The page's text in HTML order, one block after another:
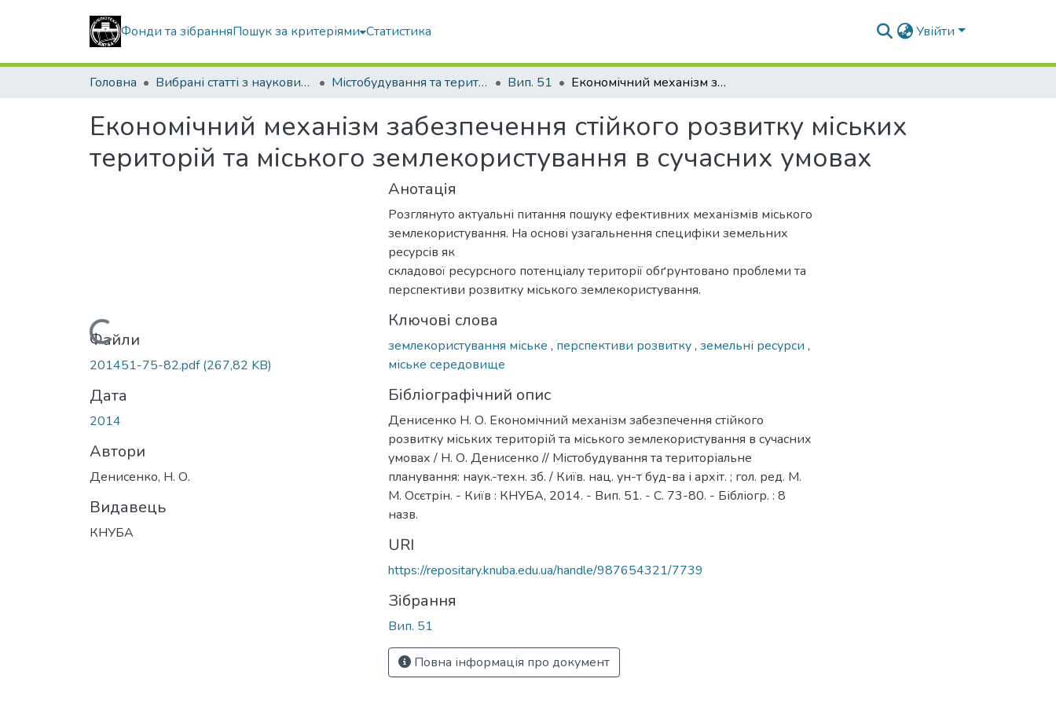
Фонди та зібранняПошук за критеріями Статистика Увійти
Головна Вибрані статті з наукових збірників КНУБА Містобудування та територіальне планування Вип. 51 Економічний механізм забезпечення стійкого розвитку міських територій та міського землекористування в сучасних умовах
Економічний механізм забезпечення стійкого розвитку міських
територій та міського землекористування в сучасних умовах
Вантажиться...
Файли
201451-75-82.pdf(267,82 KB)
Дата
2014
Автори
Денисенко, Н. О.
Видавець
КНУБА
Анотація
Розглянуто актуальні питання пошуку ефективних механізмів міського
землекористування. На основі узагальнення специфіки земельних
ресурсів як
складової ресурсного потенціалу території обґрунтовано проблеми та
перспективи розвитку міського землекористування.
Ключові слова
землекористування міське , перспективи розвитку, земельні ресурси ,
міське середовище
Бібліографічний опис
Денисенко Н. О. Економічний механізм забезпечення стійкого
розвитку міських територій та міського землекористування в сучасних
умовах / Н. О. Денисенко // Містобудування та територіальне
планування: наук.-техн. зб. / Київ. нац. ун-т буд-ва і архіт. ; гол. ред. М.
М. Осєтрін. - Київ : КНУБА, 2014. - Вип. 51. - С. 73-80. - Бібліогр. : 8
назв.
URI
https://repositary.knuba.edu.ua/handle/987654321/7739
Зібрання
Вип. 51
Повна інформація про документ